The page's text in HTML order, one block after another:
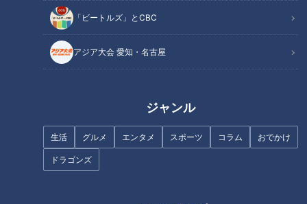
「ビートルズ」とCBC
アジア大会 愛知・名古屋
ジャンル
生活 グルメ エンタメ スポーツ コラム おでかけ
ドラゴンズ
不整脈② 脈が遅い「徐脈性不整脈」
不整脈③ 脈が早い「頻発性不整脈」
オススメ関連コンテンツ
・心臓はどうやって動いている？
心臓は、大きく2つの部屋に分かれています。上の部屋が「心